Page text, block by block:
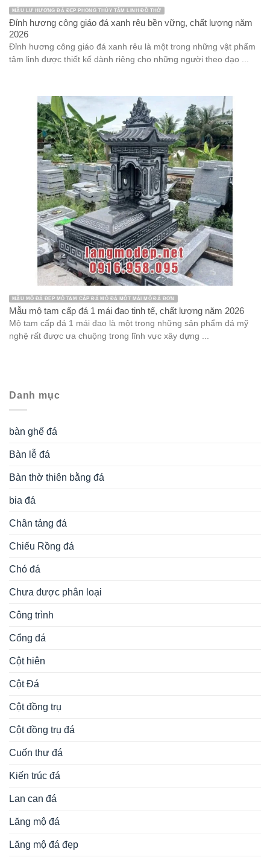
MẪU LƯ HƯƠNG ĐÁ ĐẸP PHONG THỦY TÂM LINH ĐỒ THỜ
Đỉnh hương công giáo đá xanh rêu bền vững, chất lượng năm
2026
Đỉnh hương công giáo đá xanh rêu là một trong những vật phẩm
tâm linh được thiết kế dành riêng cho những người theo đạo ...
MẪU MỘ ĐÁ ĐẸP MỘ TAM CẤP ĐÁ MỘ ĐÁ MỘT MÁI MỘ ĐÁ ĐƠN
Mẫu mộ tam cấp đá 1 mái đao tinh tế, chất lượng năm 2026
Mộ tam cấp đá 1 mái đao là một trong những sản phẩm đá mỹ
nghệ rất được ưa chuộng trong lĩnh vực xây dựng ...
Danh mục
bàn ghế đá
Bàn lễ đá
Bàn thờ thiên bằng đá
bia đá
Chân tảng đá
Chiếu Rồng đá
Chó đá
Chưa được phân loại
Công trình
Cổng đá
Cột hiên
Cột Đá
Cột đồng trụ
Cột đồng trụ đá
Cuốn thư đá
Kiến trúc đá
Lan can đá
Lăng mộ đá
Lăng mộ đá đẹp